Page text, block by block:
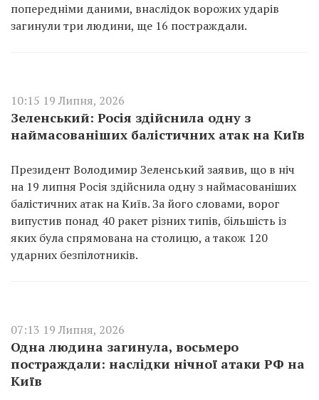
попередніми даними, внаслідок ворожих ударів
загинули три людини, ще 16 постраждали.
10:15 19 Липня, 2026
Зеленський: Росія здійснила одну з
наймасованіших балістичних атак на Київ
Президент Володимир Зеленський заявив, що в ніч
на 19 липня Росія здійснила одну з наймасованіших
балістичних атак на Київ. За його словами, ворог
випустив понад 40 ракет різних типів, більшість із
яких була спрямована на столицю, а також 120
ударних безпілотників.
07:13 19 Липня, 2026
Одна людина загинула, восьмеро
постраждали: наслідки нічної атаки РФ на
Київ